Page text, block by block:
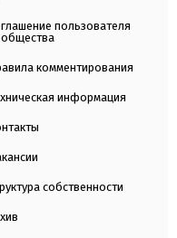
пользователя
комментирования
информация
собственности